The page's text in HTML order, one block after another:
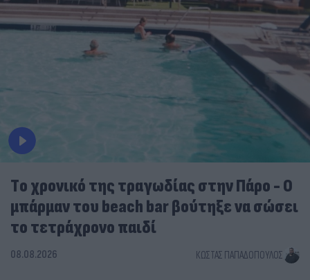
Tο χρονικό της τραγωδίας στην Πάρο - Ο
μπάρμαν του beach bar βούτηξε να σώσει
το τετράχρονο παιδί
08.08.2026 ΚΏΣΤΑΣ ΠΑΠΑΔΌΠΟΥΛΟΣ